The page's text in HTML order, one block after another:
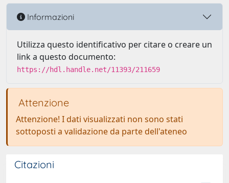
Informazioni
Utilizza questo identificativo per citare o creare un
link a questo documento:
https://hdl.handle.net/11393/211659
Attenzione
Attenzione! I dati visualizzati non sono stati
sottoposti a validazione da parte dell'ateneo
Citazioni